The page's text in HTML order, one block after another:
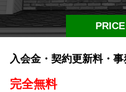
PRICE
入会金・契約更新料・
完全無料